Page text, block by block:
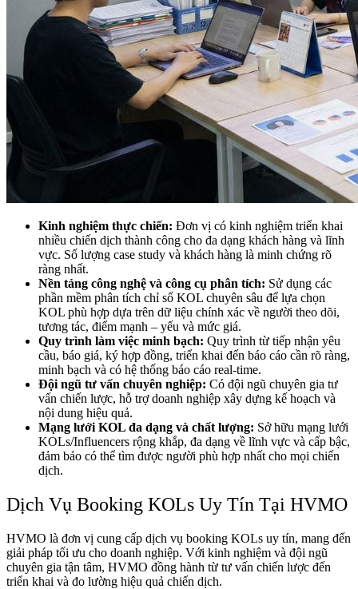
Kinh nghiệm thực chiến: Đơn vị có kinh nghiệm triển khai
nhiều chiến dịch thành công cho đa dạng khách hàng và lĩnh
vực. Số lượng case study và khách hàng là minh chứng rõ
ràng nhất.
Nền tảng công nghệ và công cụ phân tích: Sử dụng các
phần mềm phân tích chỉ số KOL chuyên sâu để lựa chọn
KOL phù hợp dựa trên dữ liệu chính xác về người theo dõi,
tương tác, điểm mạnh – yếu và mức giá.
Quy trình làm việc minh bạch: Quy trình từ tiếp nhận yêu
cầu, báo giá, ký hợp đồng, triển khai đến báo cáo cần rõ ràng,
minh bạch và có hệ thống báo cáo real-time.
Đội ngũ tư vấn chuyên nghiệp: Có đội ngũ chuyên gia tư
vấn chiến lược, hỗ trợ doanh nghiệp xây dựng kế hoạch và
nội dung hiệu quả.
Mạng lưới KOL đa dạng và chất lượng: Sở hữu mạng lưới
KOLs/Influencers rộng khắp, đa dạng về lĩnh vực và cấp bậc,
đảm bảo có thể tìm được người phù hợp nhất cho mọi chiến
dịch.
Dịch Vụ Booking KOLs Uy Tín Tại HVMO
HVMO là đơn vị cung cấp dịch vụ booking KOLs uy tín, mang đến
giải pháp tối ưu cho doanh nghiệp. Với kinh nghiệm và đội ngũ
chuyên gia tận tâm, HVMO đồng hành từ tư vấn chiến lược đến
triển khai và đo lường hiệu quả chiến dịch.